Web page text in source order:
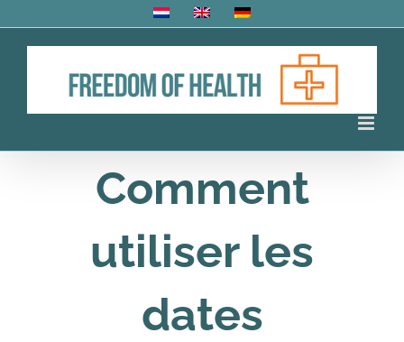
to
Comment
utiliser les
dates